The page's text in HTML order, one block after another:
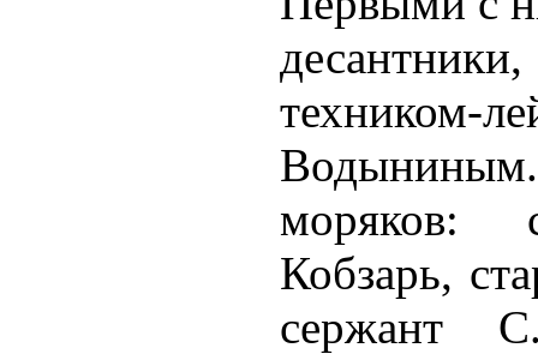
моряков:
Кобзарь,
сержант